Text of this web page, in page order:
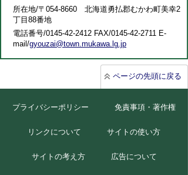
所在地/〒054-8660 北海道勇払郡むかわ町美幸2
丁目88番地
電話番号/0145-42-2412 FAX/0145-42-2711 E-
mail/gyouzai@town.mukawa.lg.jp
ページの先頭に戻る
プライバシーポリシー 免責事項・著作権
リンクについて サイトの使い方
サイトの考え方 広告について